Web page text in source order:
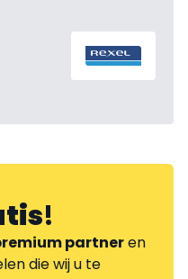
!
partneren
die wij u te